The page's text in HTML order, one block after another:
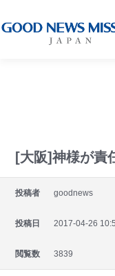
[大阪]神様が責
投稿者 goodnews
投稿日 2017-04-26
閲覧数 3839